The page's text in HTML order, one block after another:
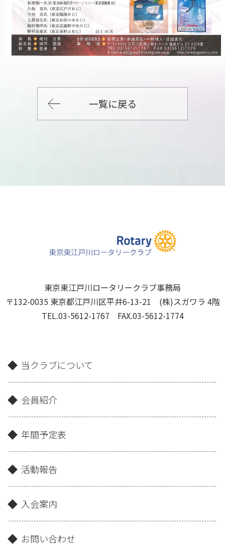
一覧に戻る
東京東江戸川ロータリークラブ事務局
〒132-0035 東京都江戸川区平井6-13-21 (株)スガワラ 4階
TEL.03-5612-1767 FAX.03-5612-1774
当クラブについて
会員紹介
年間予定表
活動報告
入会案内
お問い合わせ